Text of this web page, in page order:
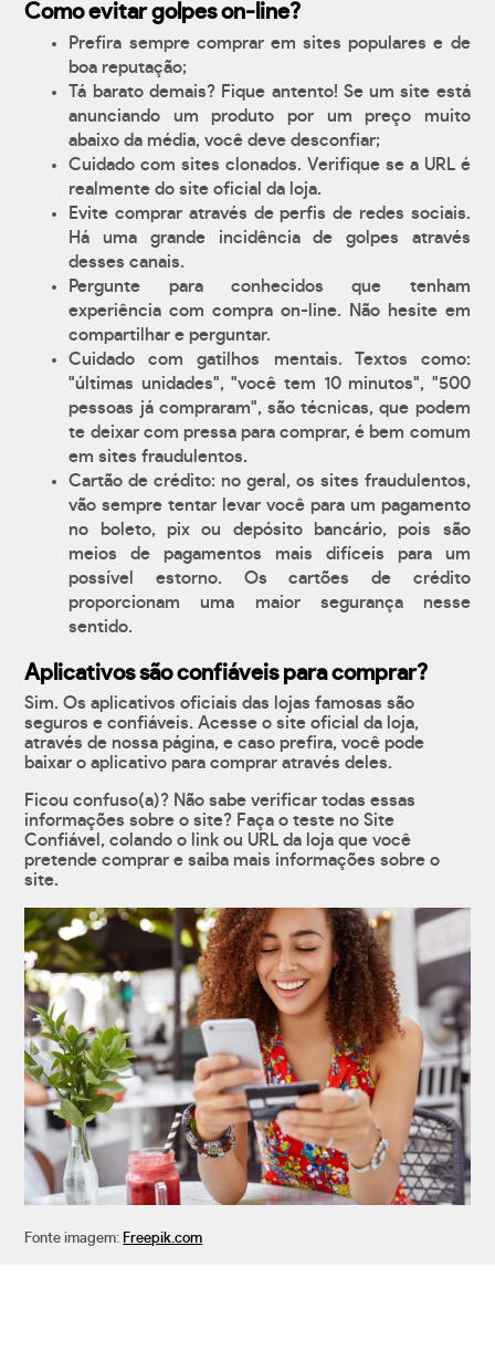
Como evitar golpes on-line?
Prefira sempre comprar em sites populares e de
boa reputação;
Tá barato demais? Fique antento! Se um site está
anunciando um produto por um preço muito
abaixo da média, você deve desconfiar;
Cuidado com sites clonados. Verifique se a URL é
realmente do site oficial da loja.
Evite comprar através de perfis de redes sociais.
Há uma grande incidência de golpes através
desses canais.
Pergunte para conhecidos que tenham
experiência com compra on-line. Não hesite em
compartilhar e perguntar.
Cuidado com gatilhos mentais. Textos como:
"últimas unidades", "você tem 10 minutos", "500
pessoas já compraram", são técnicas, que podem
te deixar com pressa para comprar, é bem comum
em sites fraudulentos.
Cartão de crédito: no geral, os sites fraudulentos,
vão sempre tentar levar você para um pagamento
no boleto, pix ou depósito bancário, pois são
meios de pagamentos mais difíceis para um
possível estorno. Os cartões de crédito
proporcionam uma maior segurança nesse
sentido.
Aplicativos são confiáveis para comprar?
Sim. Os aplicativos oficiais das lojas famosas são
seguros e confiáveis. Acesse o site oficial da loja,
através de nossa página, e caso prefira, você pode
baixar o aplicativo para comprar através deles.
Ficou confuso(a)? Não sabe verificar todas essas
informações sobre o site? Faça o teste no Site
Confiável, colando o link ou URL da loja que você
pretende comprar e saiba mais informações sobre o
site.
Fonte imagem: Freepik.com